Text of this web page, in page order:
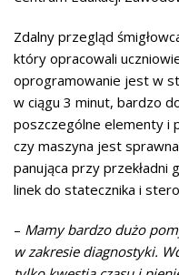
Zdalny przegląd
który opracowali
oprogramowanie jest w
w ciągu 3 minut, bardzo
poszczególne elementy i
czy maszyna jest
panująca przy przekładni
linek do statecznika i
– Mamy bardzo dużo
w zakresie diagnostyki.